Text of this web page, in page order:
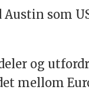
som
og
mellom